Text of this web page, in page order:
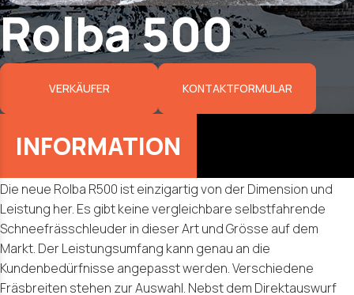
Rolba 500
VERKÄUFER KONTAKTFORMULAR
Die neue Rolba R500 ist einzigartig von der Dimension und
Leistung her. Es gibt keine vergleichbare selbstfahrende
Schneefrässchleuder in dieser Art und Grösse auf dem
Markt. Der Leistungsumfang kann genau an die
Kundenbedürfnisse angepasst werden. Verschiedene
Fräsbreiten stehen zur Auswahl. Nebst dem Direktauswurf